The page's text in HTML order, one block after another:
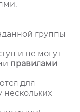
группы
и не могут
правилами
для
нескольких